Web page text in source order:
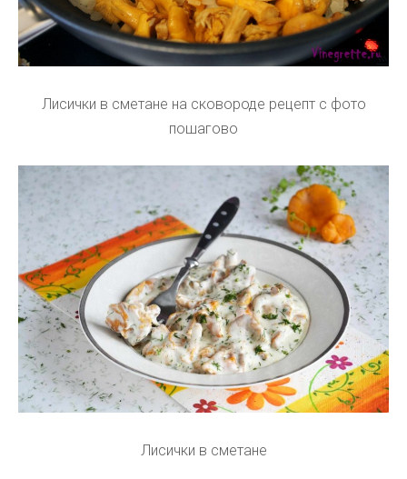
Лисички в сметане на сковороде рецепт с фото
пошагово
Лисички в сметане